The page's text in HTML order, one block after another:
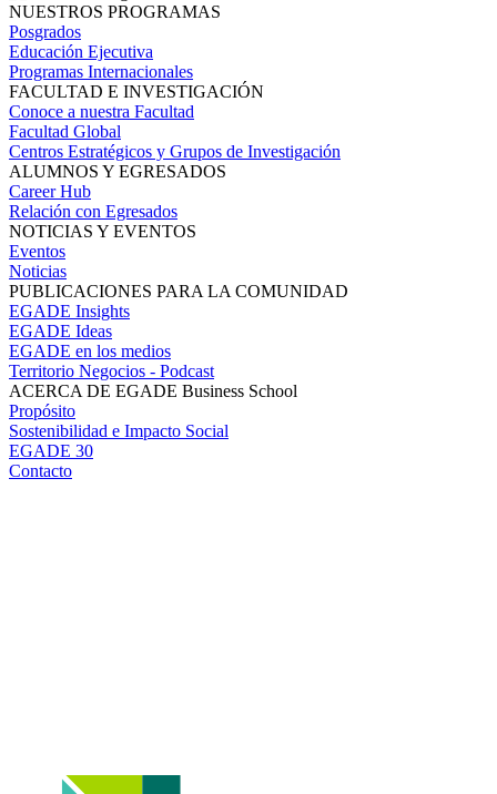
NUESTROS PROGRAMAS
Posgrados
Educación Ejecutiva
Programas Internacionales
FACULTAD E INVESTIGACIÓN
Conoce a nuestra Facultad
Facultad Global
Centros Estratégicos y Grupos de Investigación
ALUMNOS Y EGRESADOS
Career Hub
Relación con Egresados
NOTICIAS Y EVENTOS
Eventos
Noticias
PUBLICACIONES PARA LA COMUNIDAD
EGADE Insights
EGADE Ideas
EGADE en los medios
Territorio Negocios - Podcast
ACERCA DE EGADE Business School
Propósito
Sostenibilidad e Impacto Social
EGADE 30
Contacto